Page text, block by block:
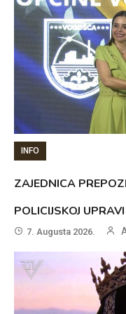
INFO
ZAJEDNICA
POLICIJSKOJ
7. Augusta 2026.